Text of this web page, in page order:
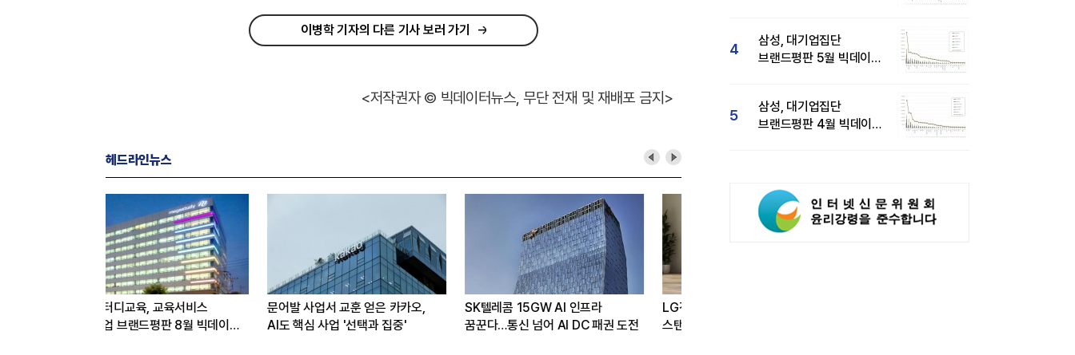
이병학 기자의 다른 기사 보러 가기
<저작권자 © 빅데이터뉴스, 무단 전재 및 재배포 금지>
헤드라인뉴스
문어발 사업서 교훈 얻은 카카오,
AI도 핵심 사업 '선택과 집중'
SK텔레콤 15GW AI 인프라
꿈꾼다…통신 넘어 AI DC 패권 도전
LG전자, 대형 TV 구독하면
스탠바이미2 구독료 반값...소비자
4
삼성, 대기업집단
브랜드평판 5월 빅데이터
5
삼성, 대기업집단
브랜드평판 4월 빅데이터